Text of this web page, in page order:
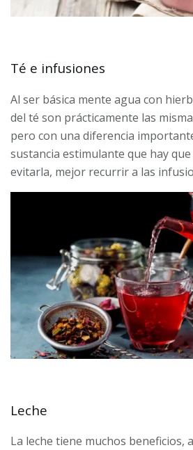
Té e infusiones
Al ser básica mente agua con
del té son prácticamente las
pero con una diferencia
sustancia estimulante que hay
evitarla, mejor recurrir a las
Leche
La leche tiene muchos beneficios,